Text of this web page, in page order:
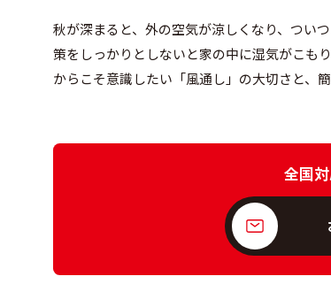
秋が深まると、外の空気が涼しくなり、つい
策をしっかりとしないと家の中に湿気がこも
からこそ意識したい「風通し」の大切さと、
全国